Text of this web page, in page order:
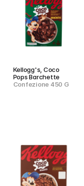
Kellogg's, Coco
Pops Barchette
Confezione 450 G